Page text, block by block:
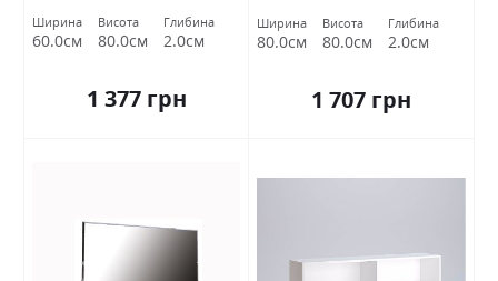
Ширина
60.0см
Висота
80.0см
Глибина
2.0см
1 377 грн
Ширина
80.0см
Висота
80.0см
Глибина
2.0см
1 707 грн